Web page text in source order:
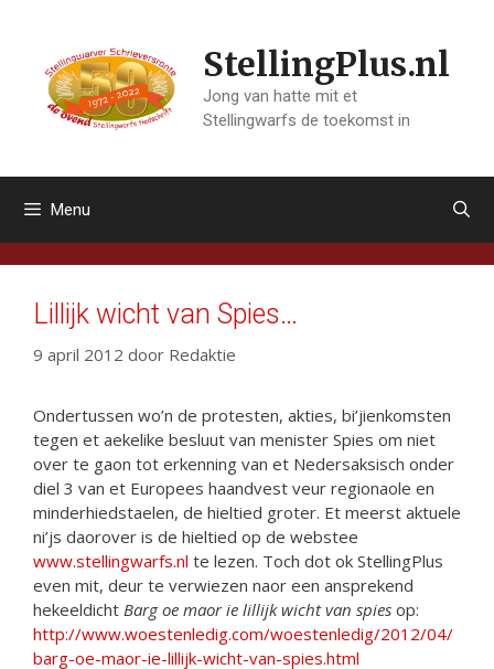
inhoud
StellingPlus.nl
Jong van hatte mit et
Stellingwarfs de toekomst in
Menu
Lillijk wicht van Spies…
9 april 2012 door Redaktie
Ondertussen wo’n de protesten, akties, bi’jienkomsten
tegen et aekelike besluut van menister Spies om niet
over te gaon tot erkenning van et Nedersaksisch onder
diel 3 van et Europees haandvest veur regionaole en
minderhiedstaelen, de hieltied groter. Et meerst aktuele
ni’js daorover is de hieltied op de webstee
www.stellingwarfs.nl te lezen. Toch dot ok StellingPlus
even mit, deur te verwiezen naor een ansprekend
hekeeldicht Barg oe maor ie lillijk wicht van spies op:
http://www.woestenledig.com/woestenledig/2012/04/
barg-oe-maor-ie-lillijk-wicht-van-spies.html